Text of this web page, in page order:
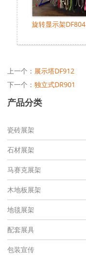
旋转显示架DF804
上一个： 展示塔DF912
下一个： 独立式DR901
产品分类
瓷砖展架
石材展架
马赛克展架
木地板展架
地毯展架
配套展具
包装宣传